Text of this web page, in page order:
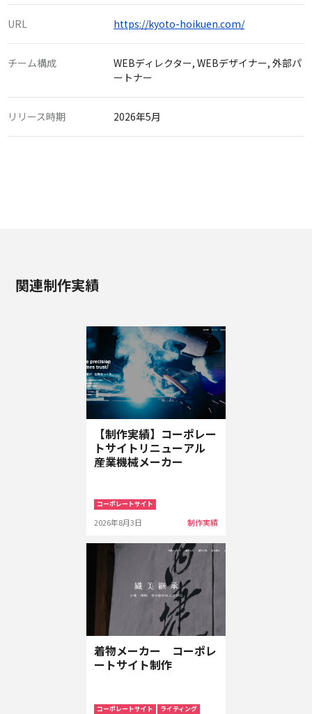
URL https://kyoto-hoikuen.com/
チーム構成
WEBディレクター, WEBデザイナー, 外部パ
ートナー
リリース時期 2026年5月
関連制作実績
【制作実績】コーポレー
トサイトリニューアル
産業機械メーカー
コーポレートサイト
2026年8月3日 制作実績
着物メーカー コーポレ
ートサイト制作
コーポレートサイト
ライティング